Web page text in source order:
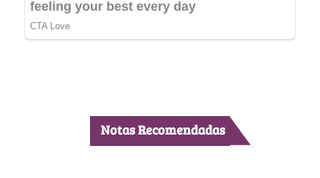
Notas Recomendadas